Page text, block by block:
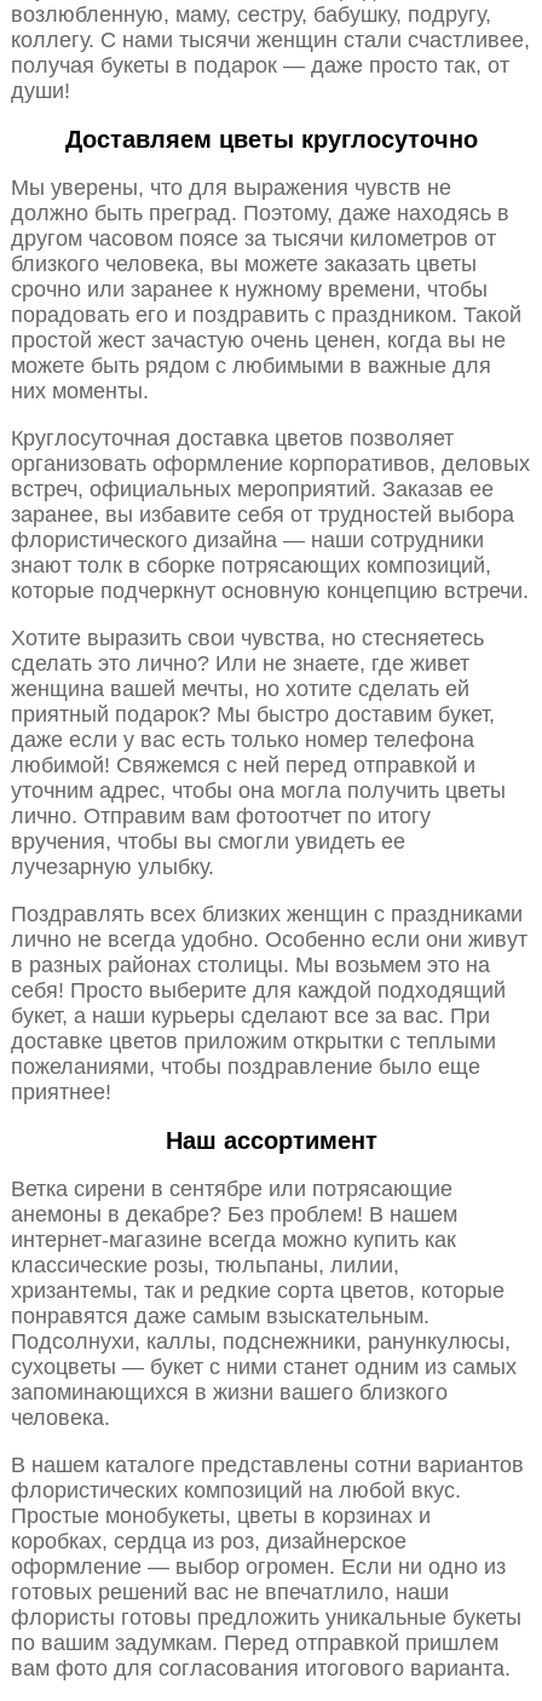
возлюбленную, маму, сестру, бабушку, подругу,
коллегу. С нами тысячи женщин стали счастливее,
получая букеты в подарок — даже просто так, от
души!
Доставляем цветы круглосуточно
Мы уверены, что для выражения чувств не
должно быть преград. Поэтому, даже находясь в
другом часовом поясе за тысячи километров от
близкого человека, вы можете заказать цветы
срочно или заранее к нужному времени, чтобы
порадовать его и поздравить с праздником. Такой
простой жест зачастую очень ценен, когда вы не
можете быть рядом с любимыми в важные для
них моменты.
Круглосуточная доставка цветов позволяет
организовать оформление корпоративов, деловых
встреч, официальных мероприятий. Заказав ее
заранее, вы избавите себя от трудностей выбора
флористического дизайна — наши сотрудники
знают толк в сборке потрясающих композиций,
которые подчеркнут основную концепцию встречи.
Хотите выразить свои чувства, но стесняетесь
сделать это лично? Или не знаете, где живет
женщина вашей мечты, но хотите сделать ей
приятный подарок? Мы быстро доставим букет,
даже если у вас есть только номер телефона
любимой! Свяжемся с ней перед отправкой и
уточним адрес, чтобы она могла получить цветы
лично. Отправим вам фотоотчет по итогу
вручения, чтобы вы смогли увидеть ее
лучезарную улыбку.
Поздравлять всех близких женщин с праздниками
лично не всегда удобно. Особенно если они живут
в разных районах столицы. Мы возьмем это на
себя! Просто выберите для каждой подходящий
букет, а наши курьеры сделают все за вас. При
доставке цветов приложим открытки с теплыми
пожеланиями, чтобы поздравление было еще
приятнее!
Наш ассортимент
Ветка сирени в сентябре или потрясающие
анемоны в декабре? Без проблем! В нашем
интернет-магазине всегда можно купить как
классические розы, тюльпаны, лилии,
хризантемы, так и редкие сорта цветов, которые
понравятся даже самым взыскательным.
Подсолнухи, каллы, подснежники, ранункулюсы,
сухоцветы — букет с ними станет одним из самых
запоминающихся в жизни вашего близкого
человека.
В нашем каталоге представлены сотни вариантов
флористических композиций на любой вкус.
Простые монобукеты, цветы в корзинах и
коробках, сердца из роз, дизайнерское
оформление — выбор огромен. Если ни одно из
готовых решений вас не впечатлило, наши
флористы готовы предложить уникальные букеты
по вашим задумкам. Перед отправкой пришлем
вам фото для согласования итогового варианта.